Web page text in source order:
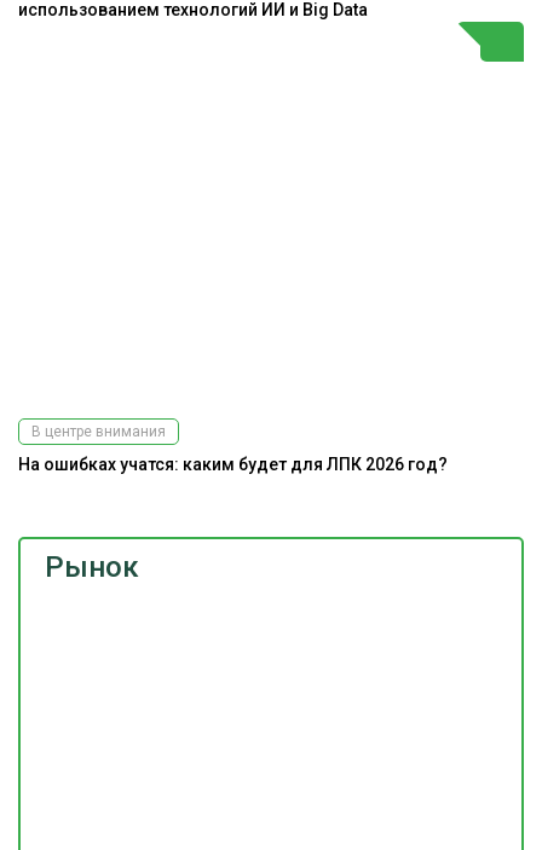
Рынок
использованием технологий ИИ и Big Data
В центре внимания
На ошибках учатся: каким будет для ЛПК 2026 год?